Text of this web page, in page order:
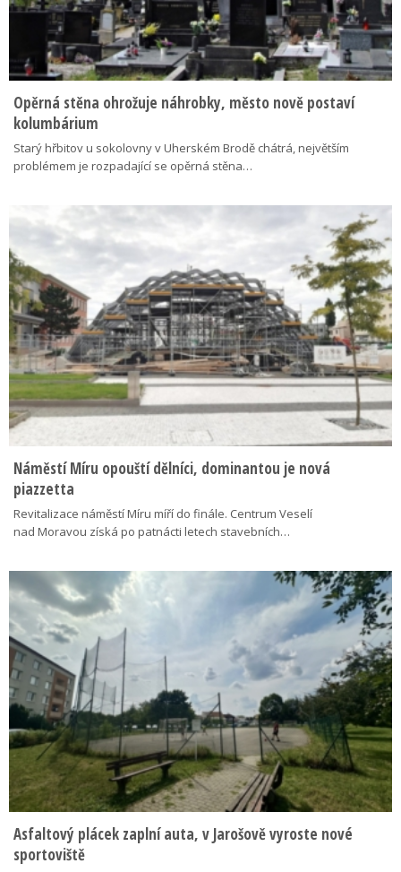
Opěrná stěna ohrožuje náhrobky, město nově postaví
kolumbárium
Starý hřbitov u sokolovny v Uherském Brodě chátrá, největším
problémem je rozpadající se opěrná stěna…
Náměstí Míru opouští dělníci, dominantou je nová
piazzetta
Revitalizace náměstí Míru míří do finále. Centrum Veselí
nad Moravou získá po patnácti letech stavebních…
Asfaltový plácek zaplní auta, v Jarošově vyroste nové
sportoviště